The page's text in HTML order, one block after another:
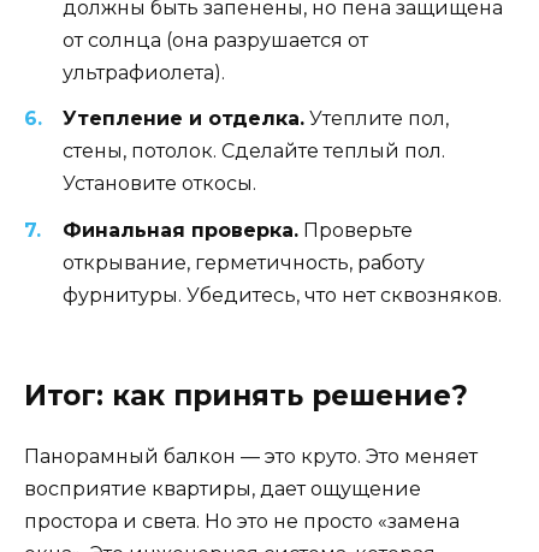
должны быть запенены, но пена защищена
от солнца (она разрушается от
ультрафиолета).
Утепление и отделка. Утеплите пол,
стены, потолок. Сделайте теплый пол.
Установите откосы.
Финальная проверка. Проверьте
открывание, герметичность, работу
фурнитуры. Убедитесь, что нет сквозняков.
Итог: как принять решение?
Панорамный балкон — это круто. Это меняет
восприятие квартиры, дает ощущение
простора и света. Но это не просто «замена